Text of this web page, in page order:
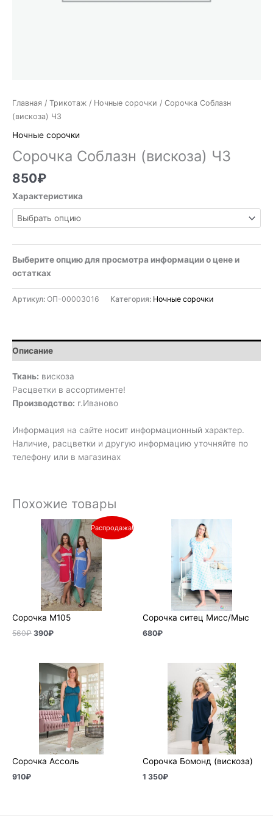
Главная / Трикотаж / Ночные сорочки / Сорочка Соблазн
(вискоза) ЧЗ
Ночные сорочки
Сорочка Соблазн (вискоза) ЧЗ
850₽
Характеристика
Выберите опцию для просмотра информации о цене и
остатках
Артикул: ОП-00003016 Категория: Ночные сорочки
Описание
Ткань: вискоза
Расцветки в ассортименте!
Производство: г.Иваново
Информация на сайте носит информационный характер.
Наличие, расцветки и другую информацию уточняйте по
телефону или в магазинах
Похожие товары
Распродажа!
Сорочка М105
560₽
Первоначальная
цена
составляла
560₽.
390₽
Текущая
цена:
390₽.
Сорочка ситец Мисс/Мыс
680₽
Сорочка Ассоль
910₽
Сорочка Бомонд (вискоза)
1 350₽